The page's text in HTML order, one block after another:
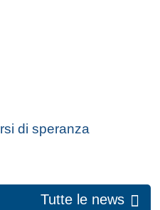
di speranza
Tutte le news